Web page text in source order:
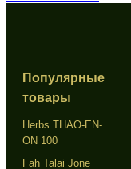
Популярные
товары
Herbs THAO-EN-
ON 100
Fah Talai Jone